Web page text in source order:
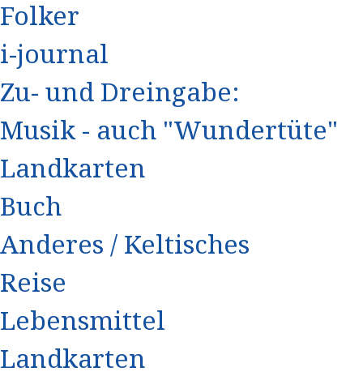
Folker
i-journal
Zu- und Dreingabe:
Musik - auch "Wundertüte"
Landkarten
Buch
Anderes / Keltisches
Reise
Lebensmittel
Landkarten